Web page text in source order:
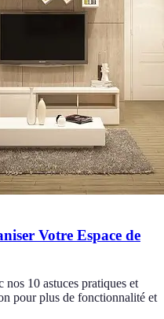
Votre Espace de
nos 10 astuces pratiques et
pour plus de fonctionnalité et